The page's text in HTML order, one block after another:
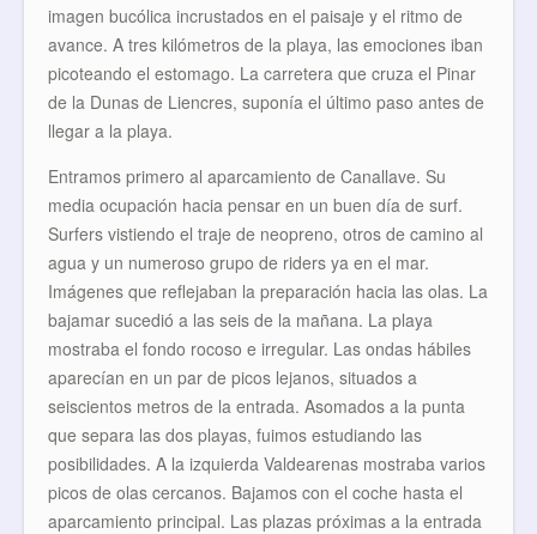
imagen bucólica incrustados en el paisaje y el ritmo de
avance. A tres kilómetros de la playa, las emociones iban
picoteando el estomago. La carretera que cruza el Pinar
de la Dunas de Liencres, suponía el último paso antes de
llegar a la playa.
Entramos primero al aparcamiento de Canallave. Su
media ocupación hacia pensar en un buen día de surf.
Surfers vistiendo el traje de neopreno, otros de camino al
agua y un numeroso grupo de riders ya en el mar.
Imágenes que reflejaban la preparación hacia las olas. La
bajamar sucedió a las seis de la mañana. La playa
mostraba el fondo rocoso e irregular. Las ondas hábiles
aparecían en un par de picos lejanos, situados a
seiscientos metros de la entrada. Asomados a la punta
que separa las dos playas, fuimos estudiando las
posibilidades. A la izquierda Valdearenas mostraba varios
picos de olas cercanos. Bajamos con el coche hasta el
aparcamiento principal. Las plazas próximas a la entrada